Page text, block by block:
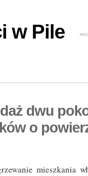
w Pile
dwu
o
mieszkania